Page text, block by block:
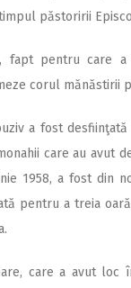
păstoririi
fapt pentru care
corul mănăstirii
a fost
care au avut
1958, a fost din
pentru a treia
care a avut